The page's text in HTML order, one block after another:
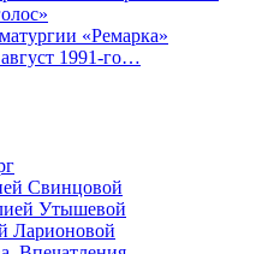
«Ремарка»
1991-го…
Свинцовой
Утышевой
Ларионовой